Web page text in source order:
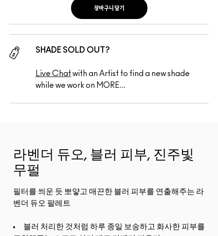
SHADE SOLD OUT?
Live Chat with an Artist to find a new shade
while we work on MORE...
장바구니 담기
라벤더 듀오, 블러 피부, 진주빛
무펄
필터를 씌운 듯 뽀얗고 매끈한 블러 피부를 연출해주는 라
벤더 듀오 팔레트
블러 처리한 것처럼 하루 종일 보송하고 화사한 피부를